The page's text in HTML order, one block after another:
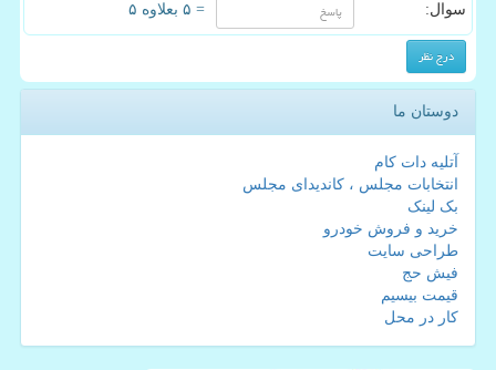
سوال: = ۵ بعلاوه ۵
دوستان ما
آتلیه دات کام
انتخابات مجلس ، کاندیدای مجلس
بک لینک
خرید و فروش خودرو
طراحی سایت
فیش حج
قیمت بیسیم
کار در محل